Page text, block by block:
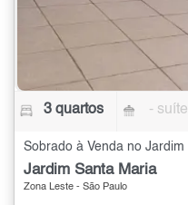
3 quartos - suíte
Jardim Santa Maria
Zona Leste - São Paulo